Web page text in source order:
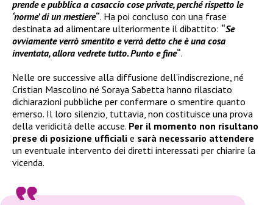
prende e pubblica a casaccio cose private, perché rispetto le
‘norme’ di un mestiere“. Ha poi concluso con una frase
destinata ad alimentare ulteriormente il dibattito: “Se
ovviamente verrò smentito e verrà detto che è una cosa
inventata, allora vedrete tutto. Punto e fine“.
Nelle ore successive alla diffusione dell’indiscrezione, né
Cristian Mascolino né Soraya Sabetta hanno rilasciato
dichiarazioni pubbliche per confermare o smentire quanto
emerso. Il loro silenzio, tuttavia, non costituisce una prova
della veridicità delle accuse. Per il momento non risultano
prese di posizione ufficiali e sarà necessario attendere
un eventuale intervento dei diretti interessati per chiarire la
vicenda.